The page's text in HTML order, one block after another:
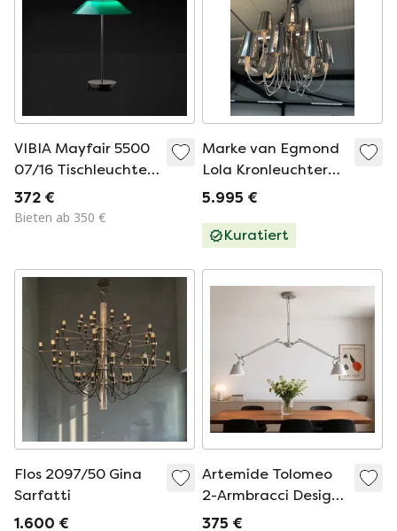
VIBIA Mayfair 5500
07/16 Tischleuchte –
Neu in
Originalverpackung
372 €
Bieten ab 350 €
Marke van Egmond
Lola Kronleuchter
D100
5.995 €
Kuratiert
Flos 2097/50 Gina
Sarfatti
1.600 €
Artemide Tolomeo
2-Armbracci Design
Pendelleuchte –
375 €